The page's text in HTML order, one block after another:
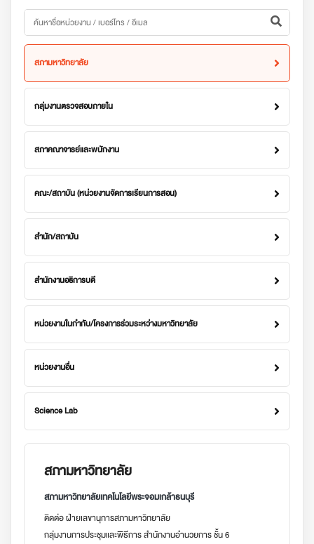
สภามหาวิทยาลัย
กลุ่มงานตรวจสอบภายใน
สภาคณาจารย์และพนักงาน
คณะ/สถาบัน (หน่วยงานจัดการเรียนการสอน)
สำนัก/สถาบัน
สำนักงานอธิการบดี
หน่วยงานในกำกับ/โครงการร่วมระหว่างมหาวิทยาลัย
หน่วยงานอื่น
Science Lab
สภามหาวิทยาลัย
สภามหาวิทยาลัยเทคโนโลยีพระจอมเกล้าธนบุรี
ติดต่อ ฝ่ายเลขานุการสภามหาวิทยาลัย
กลุ่มงานการประชุมและพิธีการ สำนักงานอำนวยการ ชั้น 6